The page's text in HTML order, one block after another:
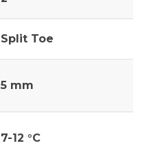
Split Toe
5 mm
7-12 °C